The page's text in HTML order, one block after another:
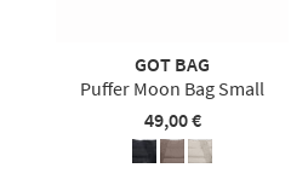
GOT BAG
Puffer Moon Bag Small
49,00 €